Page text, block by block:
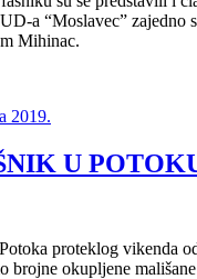
a “Moslavec” zajedno
Mihinac.
2019.
U
proteklog vikenda
brojne okupljene